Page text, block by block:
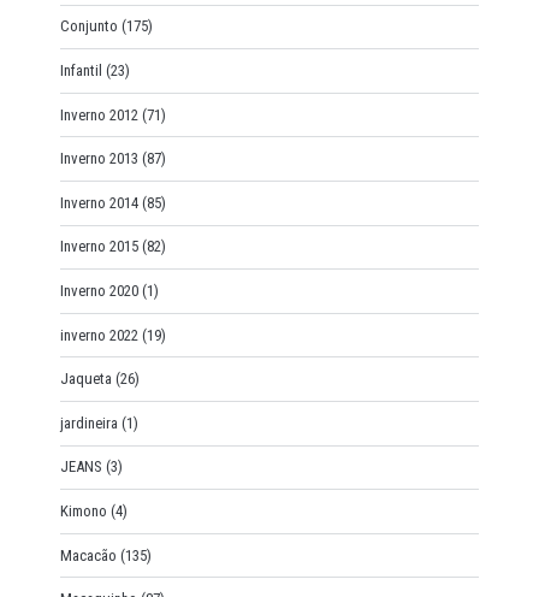
Conjunto (175)
Infantil (23)
Inverno 2012 (71)
Inverno 2013 (87)
Inverno 2014 (85)
Inverno 2015 (82)
Inverno 2020 (1)
inverno 2022 (19)
Jaqueta (26)
jardineira (1)
JEANS (3)
Kimono (4)
Macacão (135)